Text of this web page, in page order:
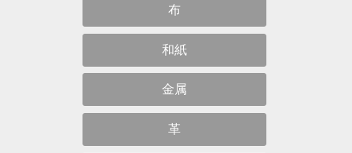
布
和紙
金属
革